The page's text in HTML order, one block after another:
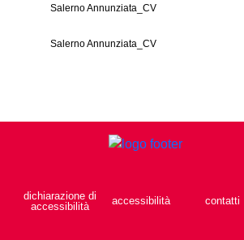
Salerno Annunziata_CV
Salerno Annunziata_CV
dichiarazione di
accessibilità
accessibilità contatti